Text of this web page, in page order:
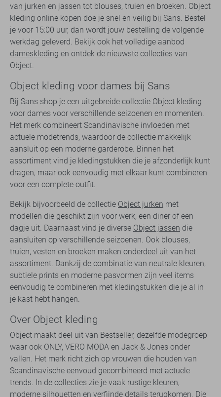
van jurken en jassen tot blouses, truien en broeken. Object
kleding online kopen doe je snel en veilig bij Sans. Bestel
je voor 15:00 uur, dan wordt jouw bestelling de volgende
werkdag geleverd. Bekijk ook het volledige aanbod
dameskleding en ontdek de nieuwste collecties van
Object.
Object kleding voor dames bij Sans
Bij Sans shop je een uitgebreide collectie Object kleding
voor dames voor verschillende seizoenen en momenten.
Het merk combineert Scandinavische invloeden met
actuele modetrends, waardoor de collectie makkelijk
aansluit op een moderne garderobe. Binnen het
assortiment vind je kledingstukken die je afzonderlijk kunt
dragen, maar ook eenvoudig met elkaar kunt combineren
voor een complete outfit.
Bekijk bijvoorbeeld de collectie Object jurken met
modellen die geschikt zijn voor werk, een diner of een
dagje uit. Daarnaast vind je diverse Object jassen die
aansluiten op verschillende seizoenen. Ook blouses,
truien, vesten en broeken maken onderdeel uit van het
assortiment. Dankzij de combinatie van neutrale kleuren,
subtiele prints en moderne pasvormen zijn veel items
eenvoudig te combineren met kledingstukken die je al in
je kast hebt hangen.
Over Object kleding
Object maakt deel uit van Bestseller, dezelfde modegroep
waar ook ONLY, VERO MODA en Jack & Jones onder
vallen. Het merk richt zich op vrouwen die houden van
Scandinavische eenvoud gecombineerd met actuele
trends. In de collecties zie je vaak rustige kleuren,
moderne silhouetten en verfijnde details terugkomen. Die